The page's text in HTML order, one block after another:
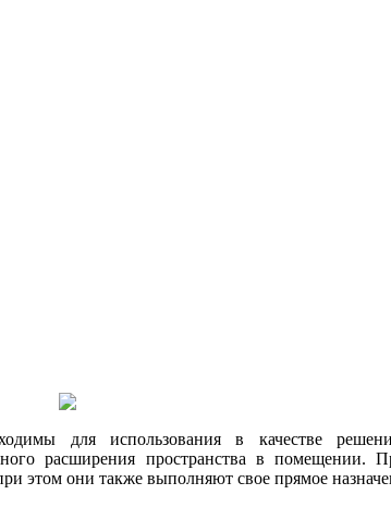
для использования в качестве
расширения пространства в помещении.
этом они также выполняют свое прямое